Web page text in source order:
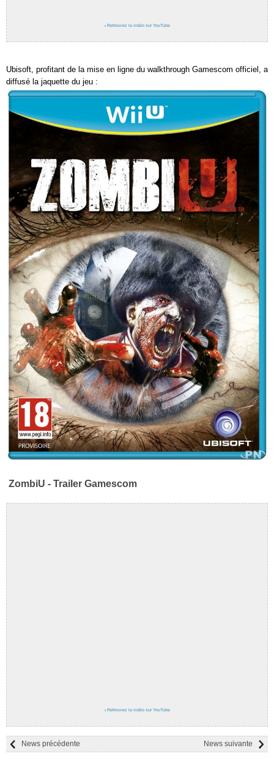
› Retrouvez la vidéo sur YouTube
Ubisoft, profitant de la mise en ligne du walkthrough Gamescom officiel, a
diffusé la jaquette du jeu :
ZombiU - Trailer Gamescom
› Retrouvez la vidéo sur YouTube
News suivante
News précédente